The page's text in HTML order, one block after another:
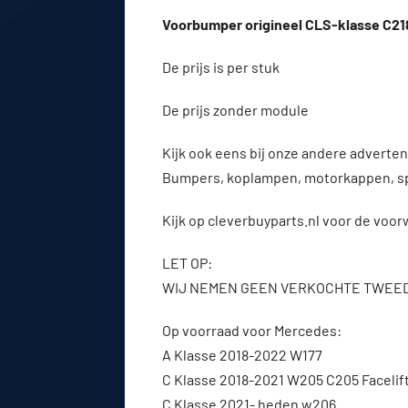
Voorbumper origineel CLS-klasse
De prijs is per stuk
De prijs zonder module
Kijk ook eens bij onze andere
Bumpers, koplampen, motorkappen,
Kijk op cleverbuyparts.nl voor de
LET OP:
WIJ NEMEN GEEN VERKOCHTE
Op voorraad voor Mercedes:
A Klasse 2018-2022 W177
C Klasse 2018-2021 W205 C205
C Klasse 2021- heden w206